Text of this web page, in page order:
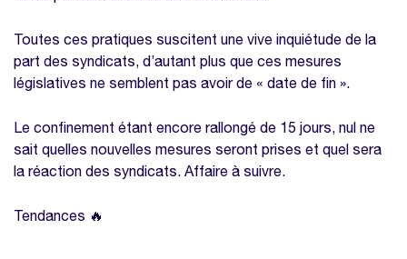
Toutes ces pratiques suscitent une vive inquiétude de la
part des syndicats, d’autant plus que ces mesures
législatives ne semblent pas avoir de « date de fin ».
Le confinement étant encore rallongé de 15 jours, nul ne
sait quelles nouvelles mesures seront prises et quel sera
la réaction des syndicats. Affaire à suivre.
Tendances 🔥